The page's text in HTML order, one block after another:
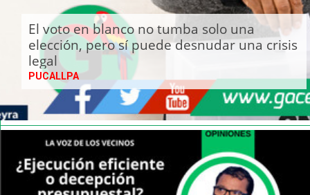
El voto en blanco no tumba solo una
elección, pero sí puede desnudar una crisis
legal
PUCALLPA